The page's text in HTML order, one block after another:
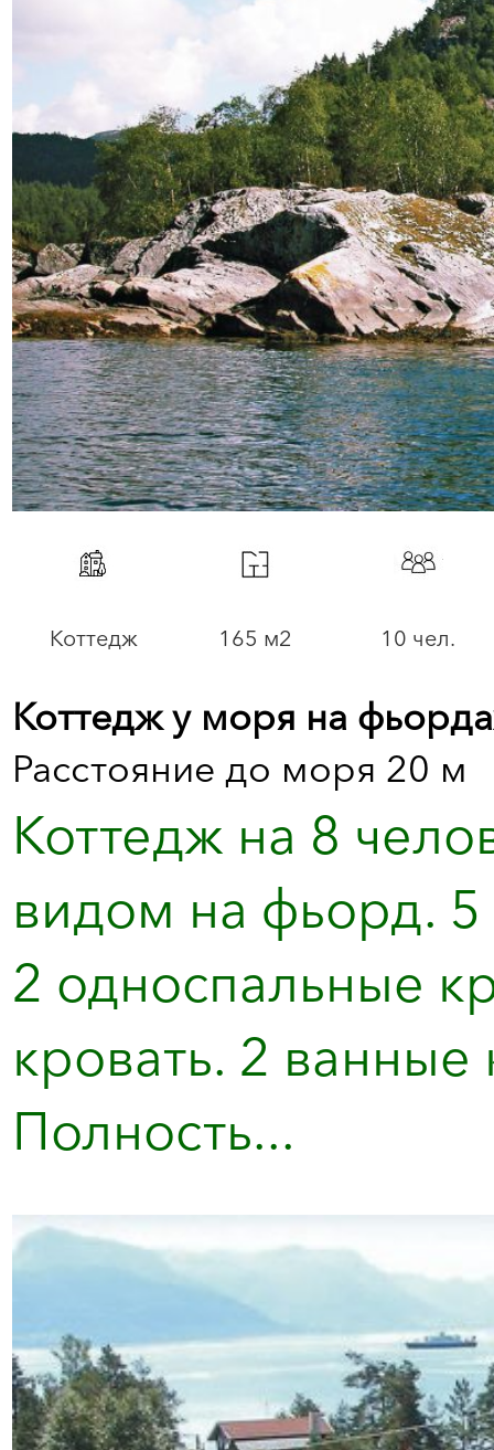
Коттедж 165 м2 10 чел.
Коттедж у моря на
Расстояние до моря 20 м
Коттедж на 8
видом на фьорд. 5
2 односпальные
кровать. 2 ванные
Полность...